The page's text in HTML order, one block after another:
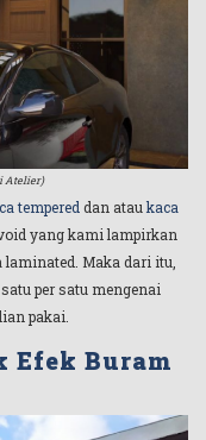
Atelier)
tempereddan ataukaca
yang kami lampirkan
laminated. Maka dari itu,
per satu mengenai
pakai.
Efek Buram